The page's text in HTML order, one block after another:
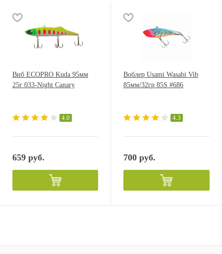
Виб ECOPRO Kuda 95мм
25г 033-Night Canary
4.0
659 руб.
Воблер Usami Wasabi Vib
85мм/32гр 85S #686
4.3
700 руб.